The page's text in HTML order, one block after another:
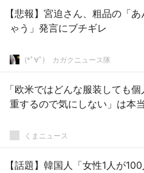
【悲報】宮迫さん、粗品の「
ゃう」発言にブチギレ
(*ﾟ∀ﾟ)ゞカガクニュース隊
「欧米ではどんな服装しても
重するので気にしない」は本
くまニュース
【話題】韓国人「女性1人が